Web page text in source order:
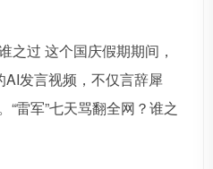
之过 这个国庆假期期间，
AI发言视频，不仅言辞犀
雷军”七天骂翻全网？谁之